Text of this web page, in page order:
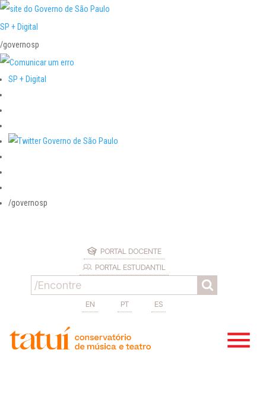
SP + Digital
/governosp
SP + Digital
/governosp
PORTAL DOCENTE
PORTAL ESTUDANTIL
EN PT ES